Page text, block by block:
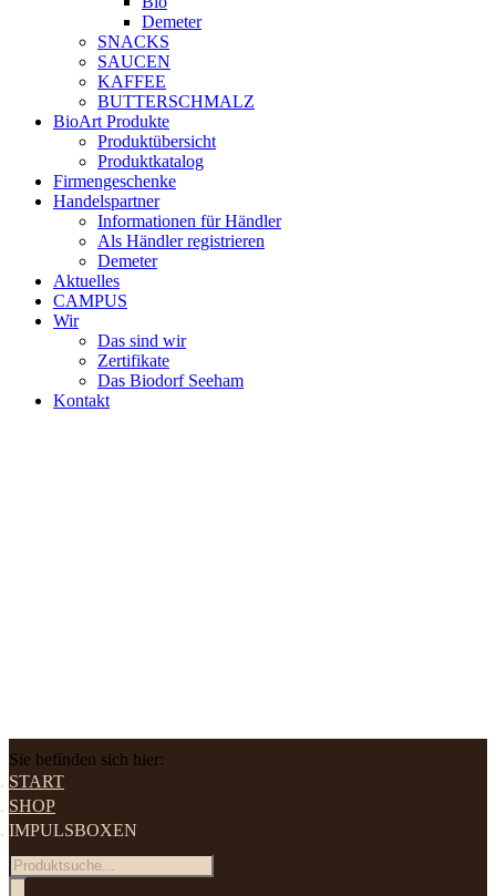
Demeter
SNACKS
SAUCEN
KAFFEE
BUTTERSCHMALZ
BioArt Produkte
Produktübersicht
Produktkatalog
Firmengeschenke
Handelspartner
Informationen für Händler
Als Händler registrieren
Demeter
Aktuelles
CAMPUS
Wir
Das sind wir
Zertifikate
Das Biodorf Seeham
Kontakt
Sie befinden sich hier:
START
SHOP
IMPULSBOXEN
Products
search